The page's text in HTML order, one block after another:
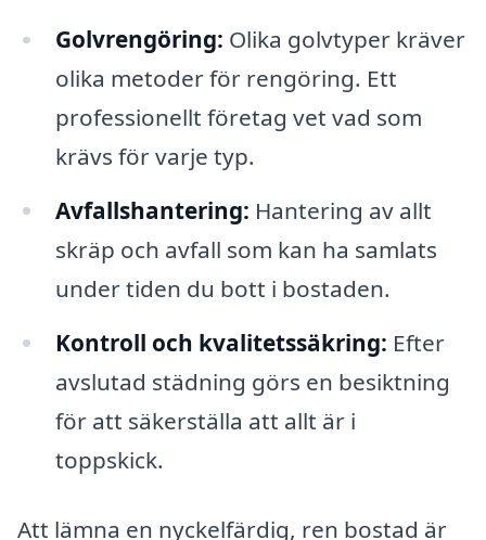
Golvrengöring: Olika golvtyper kräver
olika metoder för rengöring. Ett
professionellt företag vet vad som
krävs för varje typ.
Avfallshantering: Hantering av allt
skräp och avfall som kan ha samlats
under tiden du bott i bostaden.
Kontroll och kvalitetssäkring: Efter
avslutad städning görs en besiktning
för att säkerställa att allt är i
toppskick.
Att lämna en nyckelfärdig, ren bostad är